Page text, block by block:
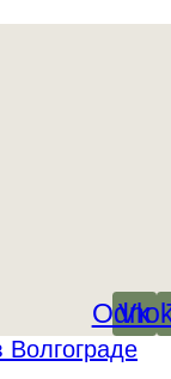
Vk